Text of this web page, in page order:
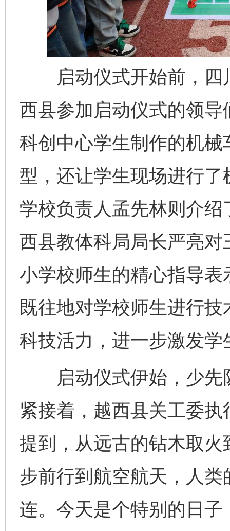
启动仪式开始前，四
西县参加启动仪式的领
科创中心学生制作的机
型，还让学生现场进行
学校负责人孟先林则介
西县教体科局局长严亮
小学校师生的精心指导
既往地对学校师生进行
科技活力，进一步激发学
启动仪式伊始，少先
紧接着，越西县关工委
提到，从远古的钻木取
步前行到航空航天，人
连。今天是个特别的日